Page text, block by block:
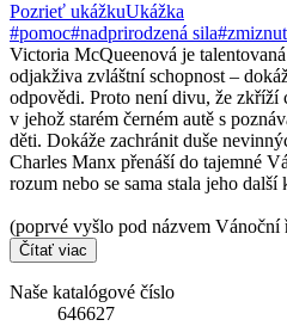
Pozrieť ukážkuUkážka
#pomoc#nadprirodzená sila
Victoria McQueenová je
odjakživa zvláštní schopnost –
odpovědi. Proto není divu, že zkříží
v jehož starém černém autě s
děti. Dokáže zachránit duše
Charles Manx přenáší do tajemné
rozum nebo se sama stala jeho další
(poprvé vyšlo pod názvem Vánoční
Čítať viac
Naše katalógové číslo
646627